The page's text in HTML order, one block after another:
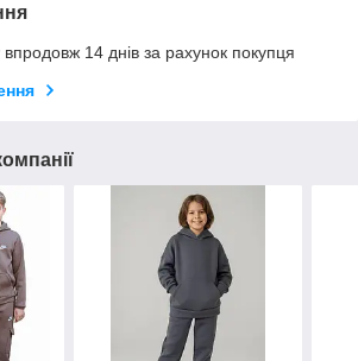
14 днів за рахунок покупця